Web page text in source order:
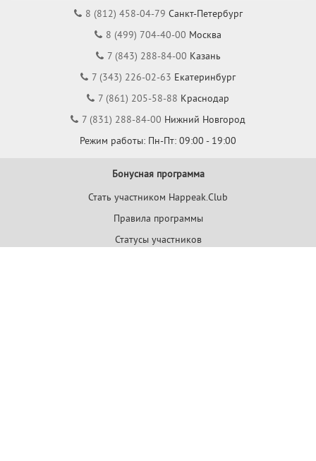
8 (812) 458-04-79 Санкт-Петербург
8 (499) 704-40-00 Москва
7 (843) 288-84-00 Казань
7 (343) 226-02-63 Екатеринбург
7 (861) 205-58-88 Краснодар
7 (831) 288-84-00 Нижний Новгород
Режим работы: Пн-Пт: 09:00 - 19:00
Бонусная программа
Стать участником Happeak.Club
Правила программы
Статусы участников